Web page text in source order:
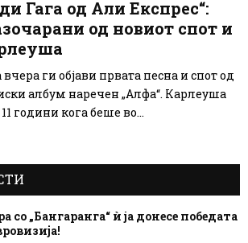
Гага од Али Експрес“:
од новиот спот и
ги објави првата песна и спот од
албум наречен „Алфа“. Карлеуша
години кога беше во...
со „Бангаранга“ ѝ ја донесе победата